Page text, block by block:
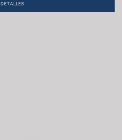
DETALLES